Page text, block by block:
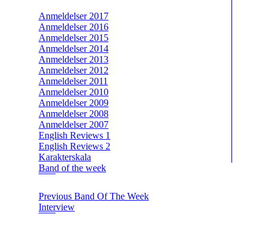
Anmeldelser 2017
Anmeldelser 2016
Anmeldelser 2015
Anmeldelser 2014
Anmeldelser 2013
Anmeldelser 2012
Anmeldelser 2011
Anmeldelser 2010
Anmeldelser 2009
Anmeldelser 2008
Anmeldelser 2007
English Reviews 1
English Reviews 2
Karakterskala
Band of the week
Previous Band Of The Week
Interview